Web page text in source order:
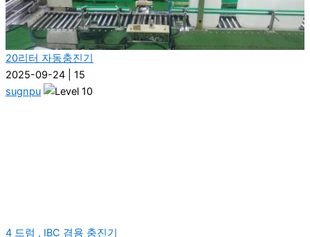
20리터 자동충진기
2025-09-24
15
sugnpu
4 드럼 , IBC 겸용 충진기